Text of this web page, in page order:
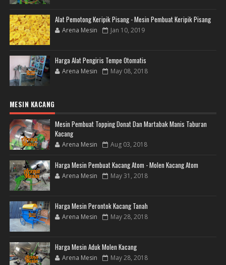
Alat Pemotong Keripik Pisang - Mesin Pembuat Keripik Pisang
Arena Mesin Jan 10, 2019
Harga Alat Pengiris Tempe Otomatis
Arena Mesin May 08, 2018
MESIN KACANG
Mesin Pembuat Topping Donat Dan Martabak Manis Taburan
Kacang
Arena Mesin Aug 03, 2018
Harga Mesin Pembuat Kacang Atom - Molen Kacang Atom
Arena Mesin May 31, 2018
Harga Mesin Perontok Kacang Tanah
Arena Mesin May 28, 2018
Harga Mesin Aduk Molen Kacang
Arena Mesin May 28, 2018